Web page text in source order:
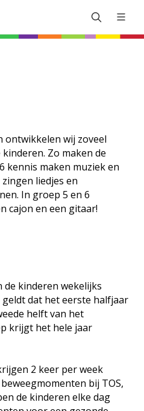
ontwikkelen wij zoveel
Zo maken de
kennis maken muziek en
liedjes en
In groep 5 en 6
cajon en een gitaar!
de kinderen wekelijks
dat het eerste halfjaar
helft van het
krijgt het hele jaar
2 keer per week
bij TOS,
de kinderen elke dag